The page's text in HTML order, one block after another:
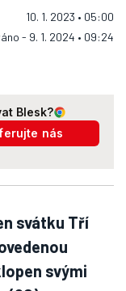
10. 1. 2023 • 05:00
- 9. 1. 2024 • 09:24
Blesk?
nás
svátku Tří
svými